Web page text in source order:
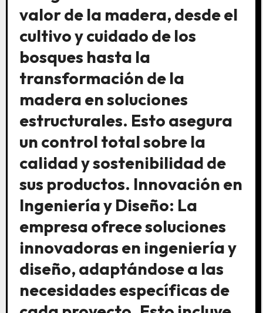
valor de la madera, desde el
cultivo y cuidado de los
bosques hasta la
transformación de la
madera en soluciones
estructurales. Esto asegura
un control total sobre la
calidad y sostenibilidad de
sus productos. Innovación en
Ingeniería y Diseño: La
empresa ofrece soluciones
innovadoras en ingeniería y
diseño, adaptándose a las
necesidades específicas de